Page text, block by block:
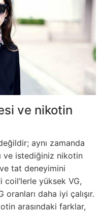
ve nikotin
aynı zamanda
ve istediğiniz nikotin
tat deneyimini
yüksek VG,
daha iyi çalışır.
arasındaki farklar,